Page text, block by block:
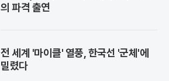
의 파격 출연
전 세계 '마이클' 열풍, 한국선 '군체'에
밀렸다